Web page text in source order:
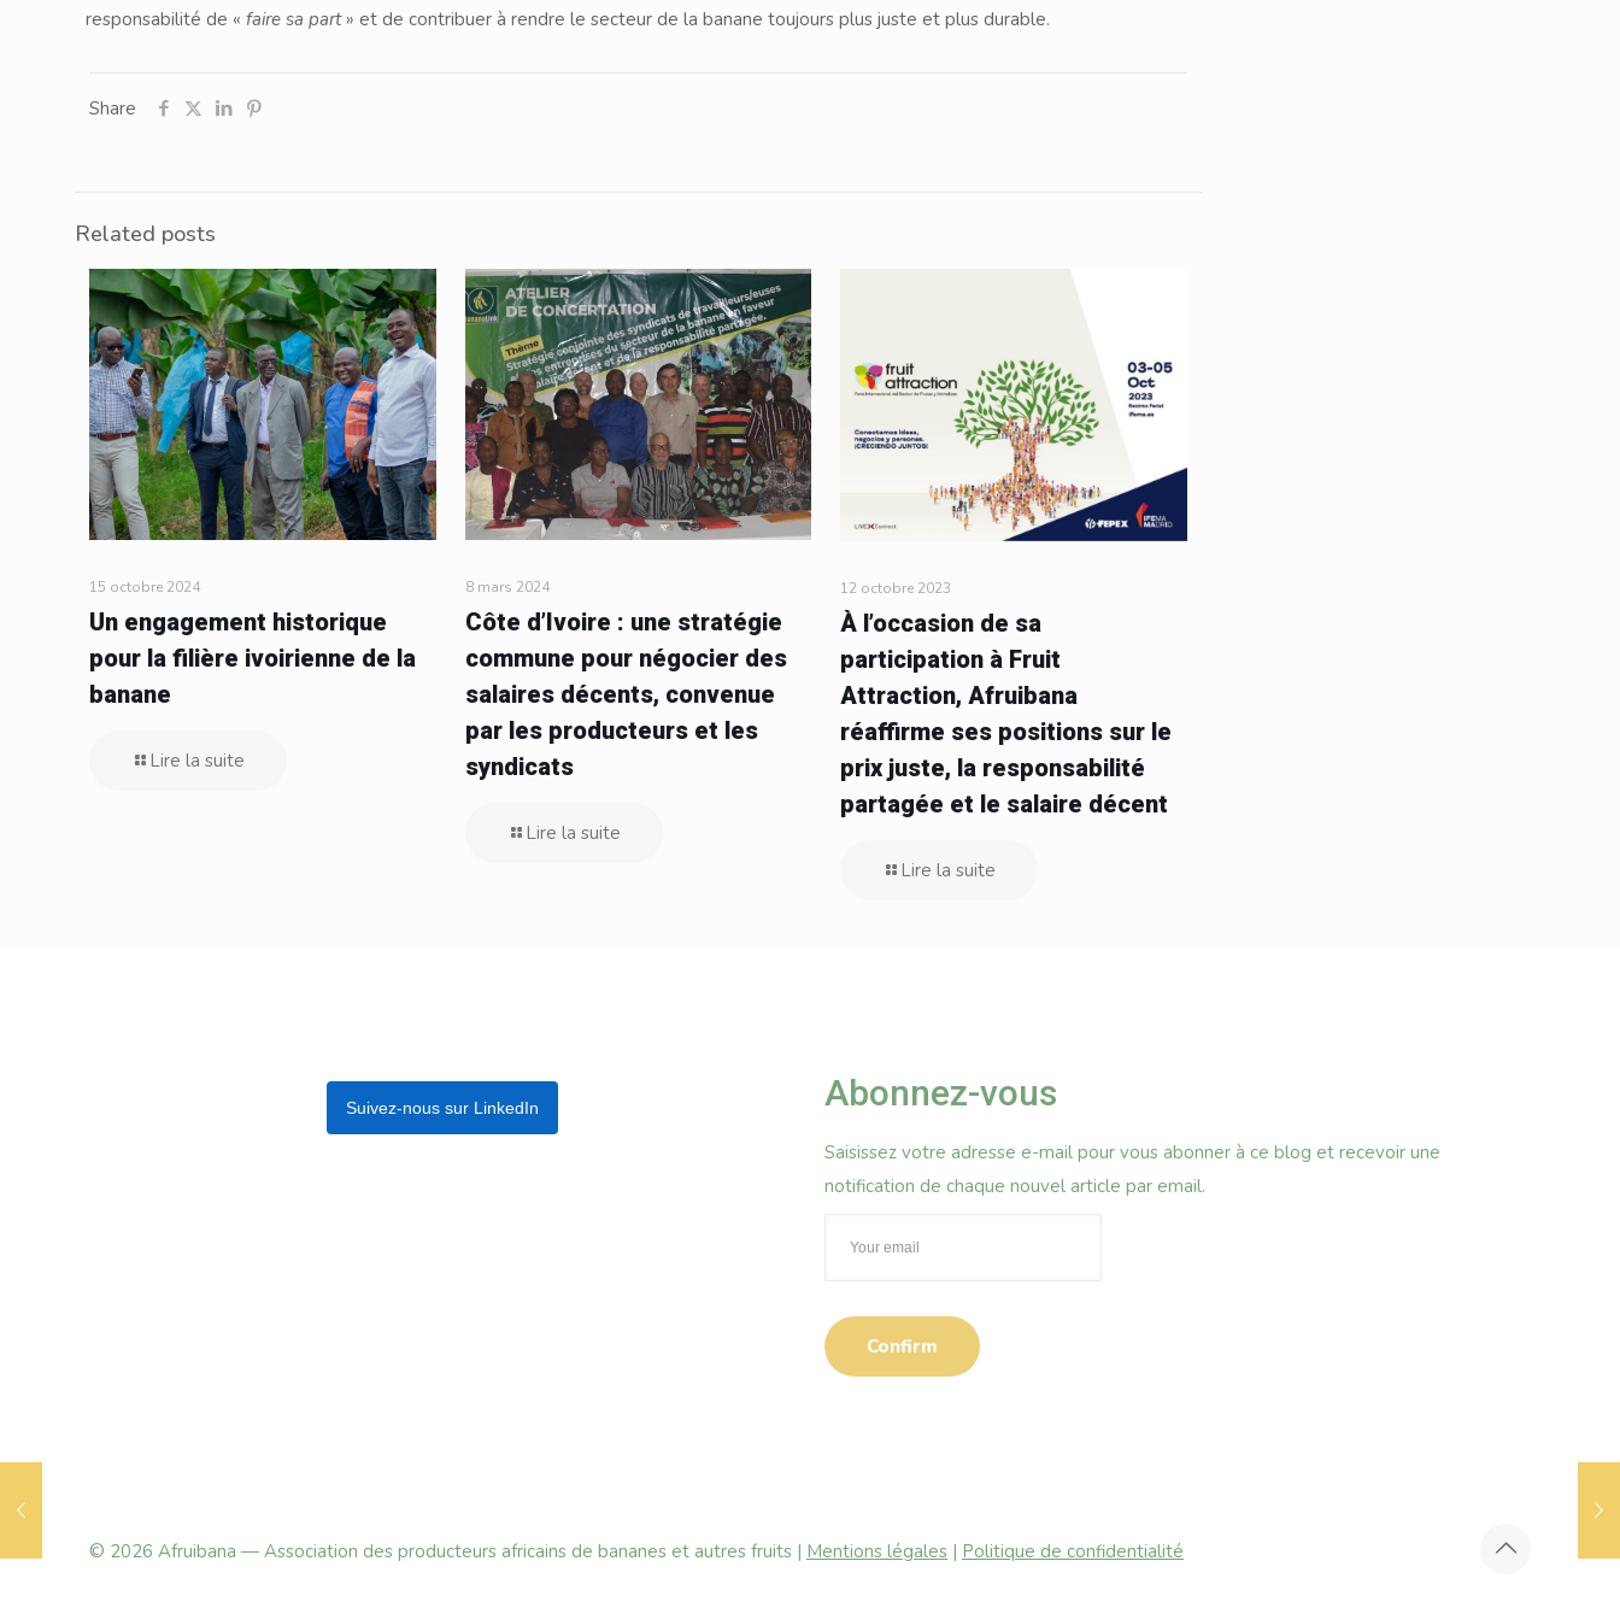
responsabilité de «faire sa part» et de contribuer à rendre le secteur de la banane toujours plus juste et plus durable.
Share
Related posts
15 octobre 2024
Un engagement historique
pour la filière ivoirienne de la
banane
Lire la suite
8 mars 2024
Côte d’Ivoire : une stratégie
commune pour négocier des
salaires décents, convenue
par les producteurs et les
syndicats
Lire la suite
12 octobre 2023
À l’occasion de sa
participation à Fruit
Attraction, Afruibana
réaffirme ses positions sur le
prix juste, la responsabilité
partagée et le salaire décent
Lire la suite
Suivez-nous sur LinkedIn Abonnez-vous
Saisissez votre adresse e-mail pour vous abonner à ce blog et recevoir une
notification de chaque nouvel article par email.
© 2026 Afruibana — Association des producteurs africains de bananes et autres fruits | Mentions légales | Politique de confidentialité